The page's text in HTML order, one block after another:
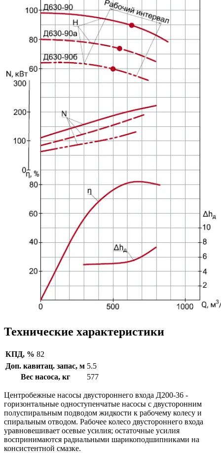
Технические характеристики
КПД, % 82
Доп. кавитац. запас, м 5.5
Вес насоса, кг
577
Центробежные насосы двустороннего входа Д200-36 -
горизонтальные одноступенчатые насосы с двусторонним
полуспиральным подводом жидкости к рабочему колесу и
спиральным отводом. Рабочее колесо двустороннего входа
уравновешивает осевые усилия; остаточные усилия
воспринимаются радиальными шарикоподшипниками на
консистентной смазке.